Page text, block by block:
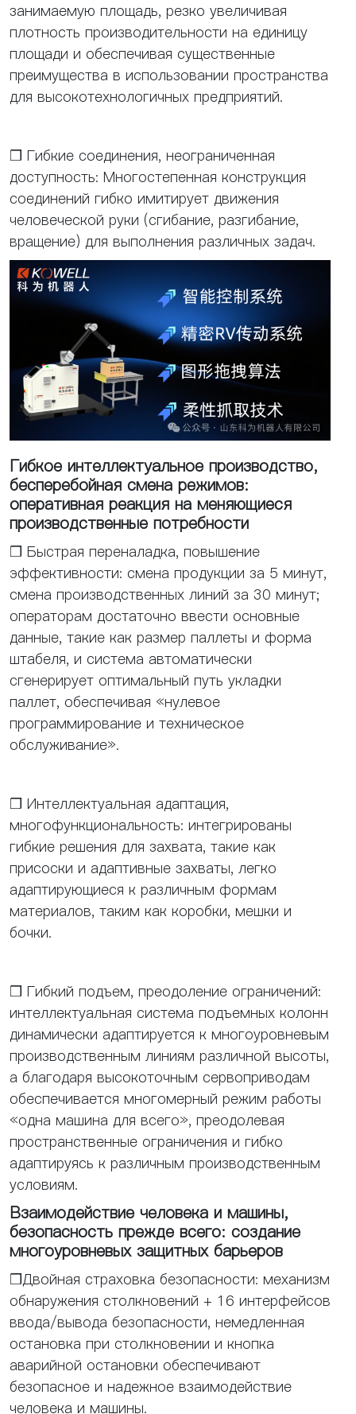
занимаемую площадь, резко увеличивая
плотность производительности на единицу
площади и обеспечивая существенные
преимущества в использовании пространства
для высокотехнологичных предприятий.
❒ Гибкие соединения, неограниченная
доступность: Многостепенная конструкция
соединений гибко имитирует движения
человеческой руки (сгибание, разгибание,
вращение) для выполнения различных задач.
Гибкое интеллектуальное производство,
бесперебойная смена режимов:
оперативная реакция на меняющиеся
производственные потребности
❒ Быстрая переналадка, повышение
эффективности: смена продукции за 5 минут,
смена производственных линий за 30 минут;
операторам достаточно ввести основные
данные, такие как размер паллеты и форма
штабеля, и система автоматически
сгенерирует оптимальный путь укладки
паллет, обеспечивая «нулевое
программирование и техническое
обслуживание».
❒ Интеллектуальная адаптация,
многофункциональность: интегрированы
гибкие решения для захвата, такие как
присоски и адаптивные захваты, легко
адаптирующиеся к различным формам
материалов, таким как коробки, мешки и
бочки.
❒ Гибкий подъем, преодоление ограничений:
интеллектуальная система подъемных колонн
динамически адаптируется к многоуровневым
производственным линиям различной высоты,
а благодаря высокоточным сервоприводам
обеспечивается многомерный режим работы
«одна машина для всего», преодолевая
пространственные ограничения и гибко
адаптируясь к различным производственным
условиям.
Взаимодействие человека и машины,
безопасность прежде всего: создание
многоуровневых защитных барьеров
❒Двойная страховка безопасности: механизм
обнаружения столкновений + 16 интерфейсов
ввода/вывода безопасности, немедленная
остановка при столкновении и кнопка
аварийной остановки обеспечивают
безопасное и надежное взаимодействие
человека и машины.